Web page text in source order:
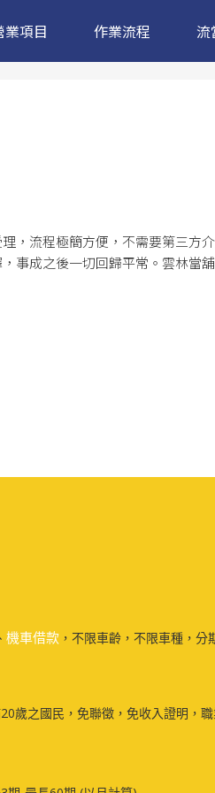
業項目 作業流程 流
，流程極簡方便，不需要第三方
事成之後一切回歸平常。雲林當
機車借款 ，不限車齡，不限車種，
歲之國民，免聯徵，免收入證明，